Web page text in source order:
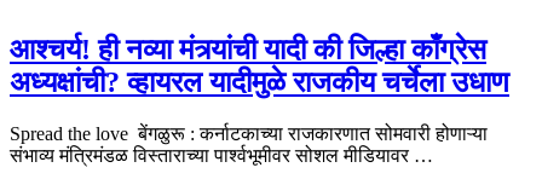
आश्चर्य! ही नव्या मंत्र्यांची यादी की जिल्हा काँग्रेस
अध्यक्षांची? व्हायरल यादीमुळे राजकीय चर्चेला उधाण
Spread the love बेंगळुरू : कर्नाटकाच्या राजकारणात सोमवारी होणाऱ्या
संभाव्य मंत्रिमंडळ विस्ताराच्या पार्श्वभूमीवर सोशल मीडियावर …